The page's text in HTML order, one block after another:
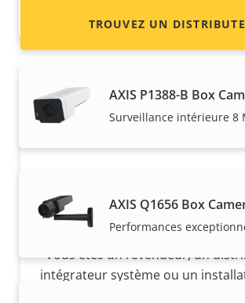
AXIS P1388-B Box
Surveillance intérieure 8
AXIS Q1656 Box
Performances
TROUVEZ UN
Devenez un partenaire
Vous êtes un revendeur, un
intégrateur système ou un